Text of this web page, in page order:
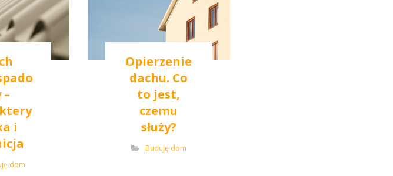
–
i
dom
Opierzenie
dachu. Co
to jest,
czemu
służy?
Buduję dom